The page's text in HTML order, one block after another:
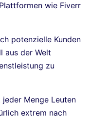
wie Fiverr
potenzielle Kunden
aus der Welt
zu
Menge Leuten
extrem nach